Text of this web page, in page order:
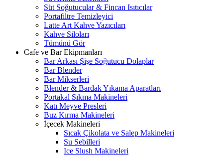
Süt Soğutucular & Fincan Isıtıcılar
Portafiltre Temizleyici
Latte Art Kahve Yazıcıları
Kahve Siloları
Tümünü Gör
Cafe ve Bar Ekipmanları
Bar Arkası Şişe Soğutucu Dolaplar
Bar Blender
Bar Mikserleri
Blender & Bardak Yıkama Aparatları
Portakal Sıkma Makineleri
Katı Meyve Presleri
Buz Kırma Makineleri
İçecek Makineleri
Sıcak Çikolata ve Salep Makineleri
Su Sebilleri
Ice Slush Makineleri